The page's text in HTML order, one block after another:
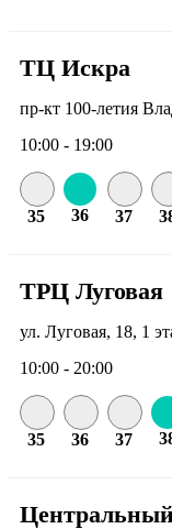
ТЦ Искра
пр-кт 100-летия
10:00 - 19:00
35 36 37
ТРЦ Луговая
ул. Луговая, 18, 1
10:00 - 20:00
35 36 37